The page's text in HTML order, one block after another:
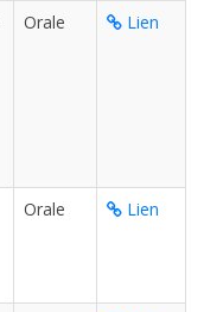
Orale Lien
Orale Lien